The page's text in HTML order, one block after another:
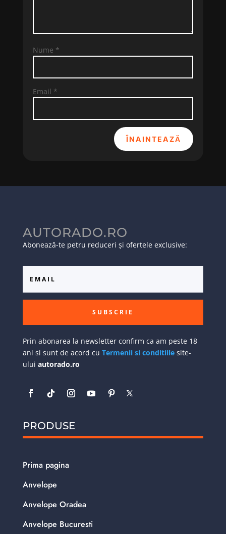
Nume *
Email *
ÎNAINTEAZĂ
AUTORADO.RO
Abonează-te petru reduceri și ofertele exclusive:
SUBSCRIE
Prin abonarea la newsletter confirm ca am peste 18
ani si sunt de acord cu Termenii si conditiilesite-
ului autorado.ro
PRODUSE
Prima pagina
Anvelope
Anvelope Oradea
Anvelope Bucuresti